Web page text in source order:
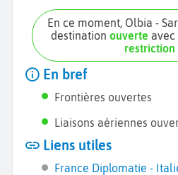
En ce moment, Olbia - Sardaigne est une
destinationouverte avec
restriction
En bref
Frontières ouvertes
Liaisons aériennes
Liens utiles
France Diplomatie -